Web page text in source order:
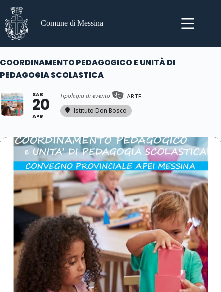
contenuto
Comune di Messina
COORDINAMENTO PEDAGOGICO E UNITÀ DI
PEDAGOGIA SCOLASTICA
SAB
20
APR
Tipologia di evento
ARTE
Istituto Don Bosco